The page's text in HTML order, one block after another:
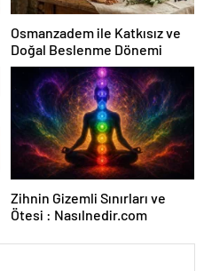
Osmanzadem ile Katkısız ve
Doğal Beslenme Dönemi
Zihnin Gizemli Sınırları ve
Ötesi : Nasılnedir.com